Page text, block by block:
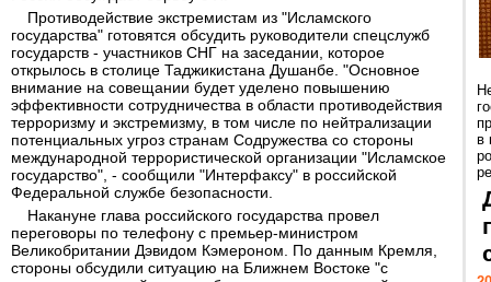
Противодействие экстремистам из "Исламского
государства" готовятся обсудить руководители спецслужб
государств - участников СНГ на заседании, которое
открылось в столице Таджикистана Душанбе. "Основное
внимание на совещании будет уделено повышению
эффективности сотрудничества в области противодействия
терроризму и экстремизму, в том числе по нейтрализации
потенциальных угроз странам Содружества со стороны
международной террористической организации "Исламское
государство", - сообщили "Интерфаксу" в российской
Федеральной службе безопасности.
Накануне глава российского государства провел
переговоры по телефону с премьер-министром
Великобритании Дэвидом Кэмероном. По данным Кремля,
стороны обсудили ситуацию на Ближнем Востоке "с
в